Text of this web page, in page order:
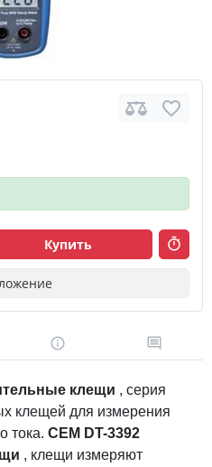
Купить
клещи , серия
клещей для измерения
тока. CEM DT-3392
, клещи измеряют